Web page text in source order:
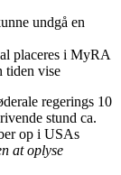
undgå en
placeres i MyRA
tiden vise
regerings 10
stund ca.
op i USAs
at oplyse